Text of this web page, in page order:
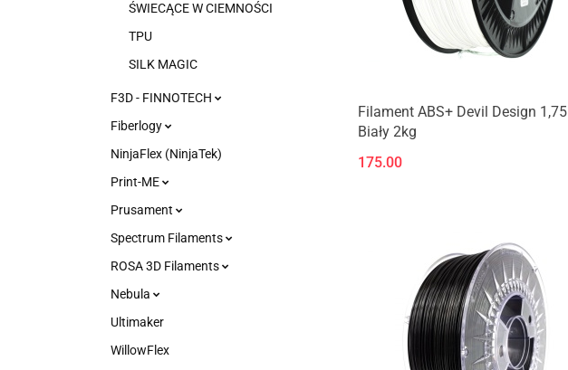
ŚWIECĄCE W CIEMNOŚCI
TPU
SILK MAGIC
F3D - FINNOTECH
Fiberlogy
NinjaFlex (NinjaTek)
Print-ME
Prusament
Spectrum Filaments
ROSA 3D Filaments
Nebula
Ultimaker
WillowFlex
Produkt niedostępny
Filament ABS+ Devil Design 1,75
Biały 2kg
175.00